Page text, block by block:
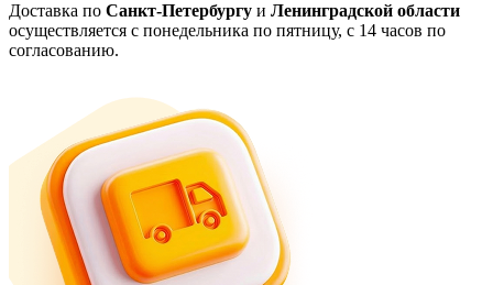
Доставка по Санкт-Петербургу и Ленинградской области
осуществляется с понедельника по пятницу, с 14 часов по
согласованию.